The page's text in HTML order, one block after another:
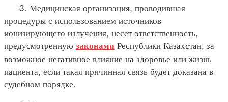
3. Медицинская организация, проводившая
процедуры с использованием источников
ионизирующего излучения, несет ответственность,
предусмотренную законами Республики Казахстан, за
возможное негативное влияние на здоровье или жизнь
пациента, если такая причинная связь будет доказана в
судебном порядке.